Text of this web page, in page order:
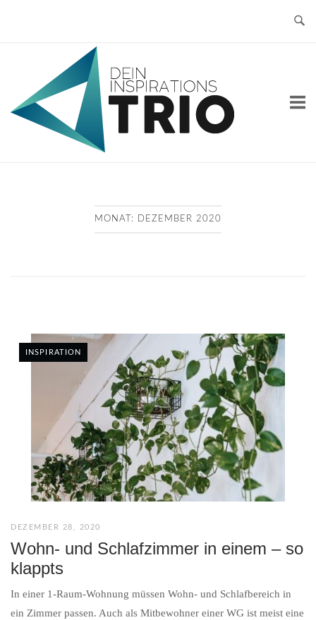
MONAT: DEZEMBER 2020
INSPIRATION
DEZEMBER 28, 2020
Wohn- und Schlafzimmer in einem – so
klappts
In einer 1-Raum-Wohnung müssen Wohn- und Schlafbereich in
ein Zimmer passen. Auch als Mitbewohner einer WG ist meist eine